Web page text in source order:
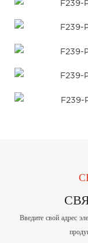
Введите свой адрес